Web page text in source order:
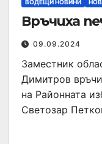
ВОДЕЩИ НОВИНИ
Връчиха
09.09.2024
Заместник
Димитров
на Районната
Светозар